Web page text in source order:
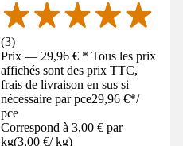
(3)
Prix — 29,96 € * Tous les prix
affichés sont des prix TTC,
frais de livraison en sus si
nécessaire par pce29,96 €*/
pce
Correspond à 3,00 € par
kg(3,00 €/ kg)